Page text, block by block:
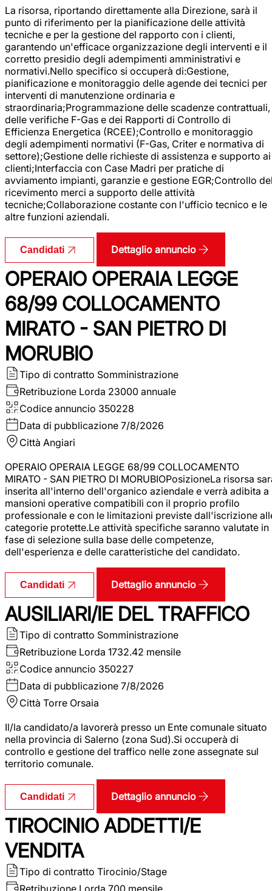
La risorsa, riportando direttamente alla Direzione, sarà il
punto di riferimento per la pianificazione delle attività
tecniche e per la gestione del rapporto con i clienti,
garantendo un'efficace organizzazione degli interventi e il
corretto presidio degli adempimenti amministrativi e
normativi.Nello specifico si occuperà di:Gestione,
pianificazione e monitoraggio delle agende dei tecnici per
interventi di manutenzione ordinaria e
straordinaria;Programmazione delle scadenze contrattuali,
delle verifiche F-Gas e dei Rapporti di Controllo di
Efficienza Energetica (RCEE);Controllo e monitoraggio
degli adempimenti normativi (F-Gas, Criter e normativa di
settore);Gestione delle richieste di assistenza e supporto ai
clienti;Interfaccia con Case Madri per pratiche di
avviamento impianti, garanzie e gestione EGR;Controllo
ricevimento merci a supporto delle attività
tecniche;Collaborazione costante con l'ufficio tecnico e le
altre funzioni aziendali.
Candidati Dettaglio annuncio
OPERAIO OPERAIA LEGGE
68/99 COLLOCAMENTO
MIRATO - SAN PIETRO DI
MORUBIO
Tipo di contratto Somministrazione
Retribuzione Lorda 23000 annuale
Codice annuncio 350228
Data di pubblicazione 7/8/2026
Città Angiari
OPERAIO OPERAIA LEGGE 68/99 COLLOCAMENTO
MIRATO - SAN PIETRO DI MORUBIOPosizioneLa risorsa
inserita all'interno dell'organico aziendale e verrà adibita a
mansioni operative compatibili con il proprio profilo
professionale e con le limitazioni previste dall'iscrizione
categorie protette.Le attività specifiche saranno valutate in
fase di selezione sulla base delle competenze,
dell'esperienza e delle caratteristiche del candidato.
Candidati Dettaglio annuncio
AUSILIARI/IE DEL TRAFFICO
Tipo di contratto Somministrazione
Retribuzione Lorda 1732.42 mensile
Codice annuncio 350227
Data di pubblicazione 7/8/2026
Città Torre Orsaia
Il/la candidato/a lavorerà presso un Ente comunale situato
nella provincia di Salerno (zona Sud).Si occuperà di
controllo e gestione del traffico nelle zone assegnate sul
territorio comunale.
Candidati Dettaglio annuncio
TIROCINIO ADDETTI/E
VENDITA
Tipo di contratto Tirocinio/Stage
Retribuzione Lorda 700 mensile